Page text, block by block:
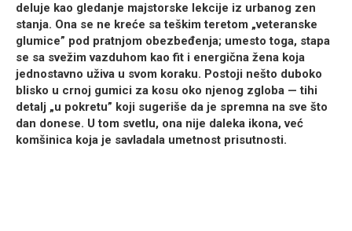
deluje kao gledanje majstorske lekcije iz urbanog zen
stanja. Ona se ne kreće sa teškim teretom „veteranske
glumice” pod pratnjom obezbeđenja; umesto toga, stapa
se sa svežim vazduhom kao fit i energična žena koja
jednostavno uživa u svom koraku. Postoji nešto duboko
blisko u crnoj gumici za kosu oko njenog zgloba — tihi
detalj „u pokretu” koji sugeriše da je spremna na sve što
dan donese. U tom svetlu, ona nije daleka ikona, već
komšinica koja je savladala umetnost prisutnosti.